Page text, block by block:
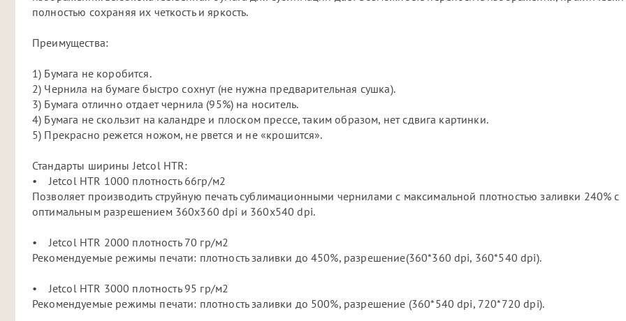
полностью сохраняя их четкость и яркость.
Преимущества:
1) Бумага не коробится.
2) Чернила на бумаге быстро сохнут (не нужна предварительная сушка).
3) Бумага отлично отдает чернила (95%) на носитель.
4) Бумага не скользит на каландре и плоском прессе, таким образом, нет сдвига картинки.
5) Прекрасно режется ножом, не рвется и не «крошится».
Стандарты ширины Jetcol HTR:
• Jetcol HTR 1000 плотность 66гр/м2
Позволяет производить струйную печать сублимационными чернилами с максимальной плотностью заливки 240% с
оптимальным разрешением 360х360 dpi и 360х540 dpi.
• Jetcol HTR 2000 плотность 70 гр/м2
Рекомендуемые режимы печати: плотность заливки до 450%, разрешение(360*360 dpi, 360*540 dpi).
• Jetcol HTR 3000 плотность 95 гр/м2
Рекомендуемые режимы печати: плотность заливки до 500%, разрешение (360*540 dpi, 720*720 dpi).